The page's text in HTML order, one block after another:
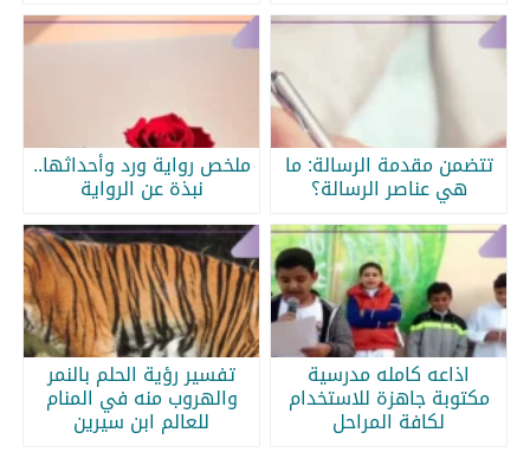
تتضمن مقدمة الرسالة: ما
هي عناصر الرسالة؟
ملخص رواية ورد وأحداثها..
نبذة عن الرواية
اذاعه كامله مدرسية
مكتوبة جاهزة للاستخدام
لكافة المراحل
تفسير رؤية الحلم بالنمر
والهروب منه في المنام
للعالم ابن سيرين